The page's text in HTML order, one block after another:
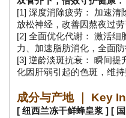
[1] 深度消除疲劳： 加速清
放松神经，改善因熬夜过劳
[2] 全面优化代谢： 激活
力、加速脂肪消化，全面
[3] 逆龄淡斑抗衰： 瞬间提
化因肝弱引起的色斑，维
成分与产地 ｜ Key
[ 纽西兰冻干鲜蜂皇浆 ] [